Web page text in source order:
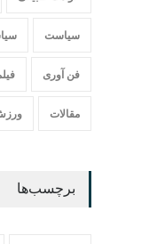
سیاست
فن آوری
مقالات
برچسب‌ها